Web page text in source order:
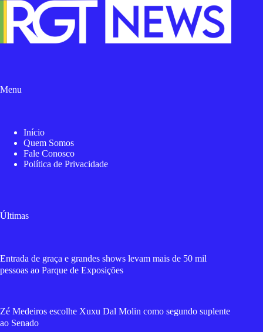
Menu
Início
Quem Somos
Fale Conosco
Política de Privacidade
Últimas
Entrada de graça e grandes shows levam mais de 50 mil
pessoas ao Parque de Exposições
Zé Medeiros escolhe Xuxu Dal Molin como segundo suplente
ao Senado